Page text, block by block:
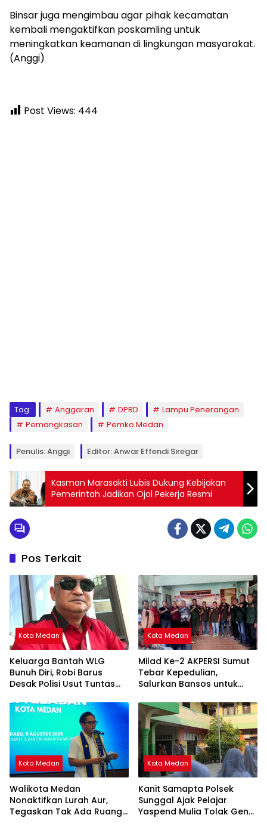
Binsar juga mengimbau agar pihak kecamatan
kembali mengaktifkan poskamling untuk
meningkatkan keamanan di lingkungan masyarakat.
(Anggi)
Post Views: 444
Tag: Anggaran DPRD
Lampu Penerangan
Pemangkasan
Pemko Medan
Penulis: Anggi Editor: Anwar Effendi Siregar
Kasman Marasakti Lubis Dukung Kebijakan
Pemerintah Jadikan Ojol Pekerja Resmi
Pos Terkait
Kota Medan
Keluarga Bantah WLG
Bunuh Diri, Robi Barus
Desak Polisi Usut Tuntas
Kota Medan
Milad Ke-2 AKPERSI Sumut
Tebar Kepedulian,
Salurkan Bansos untuk
Yatim
Kota Medan
Walikota Medan
Nonaktifkan Lurah Aur,
Tegaskan Tak Ada Ruang
Kota Medan
Kanit Samapta Polsek
Sunggal Ajak Pelajar
Yaspend Mulia Tolak Geng